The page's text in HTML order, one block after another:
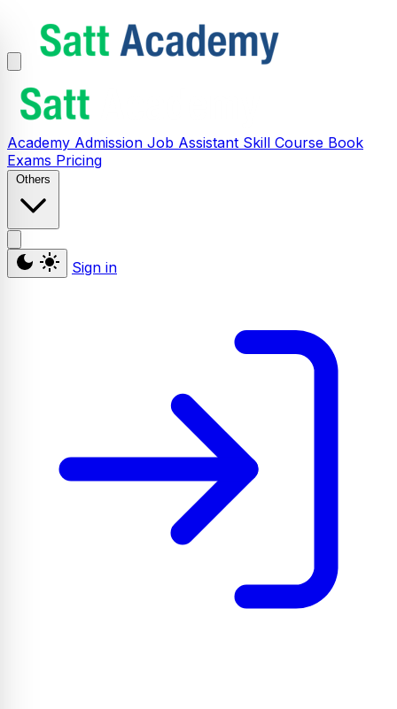
Academy Admission Job Assistant Skill Course Book
Exams Pricing
Others
Sign in